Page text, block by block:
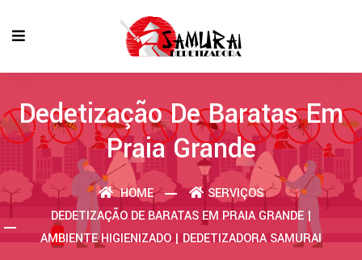
Dedetização De Baratas Em
Praia Grande
HOME
SERVIÇOS
DEDETIZAÇÃO DE BARATAS EM PRAIA GRANDE |
AMBIENTE HIGIENIZADO | DEDETIZADORA SAMURAI